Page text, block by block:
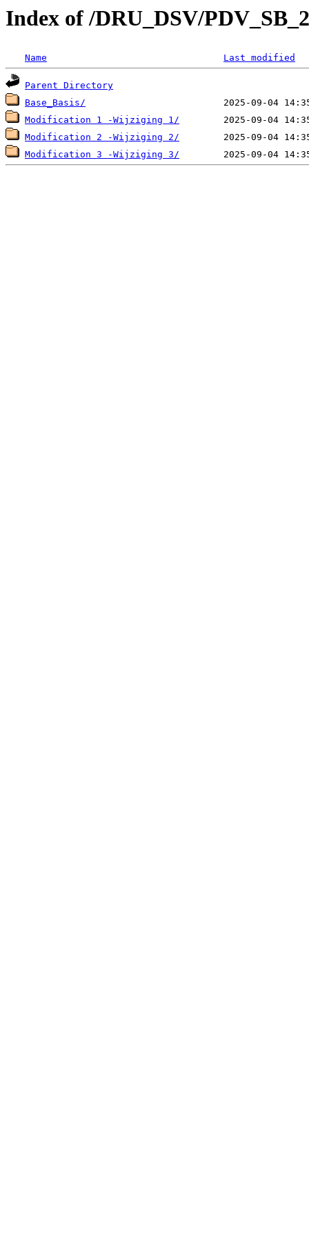
Index of /DRU_DSV/
Name Last modified
Parent Directory
Base_Basis/
Modification 1 -Wijziging 1/
Modification 2 -Wijziging 2/
Modification 3 -Wijziging 3/